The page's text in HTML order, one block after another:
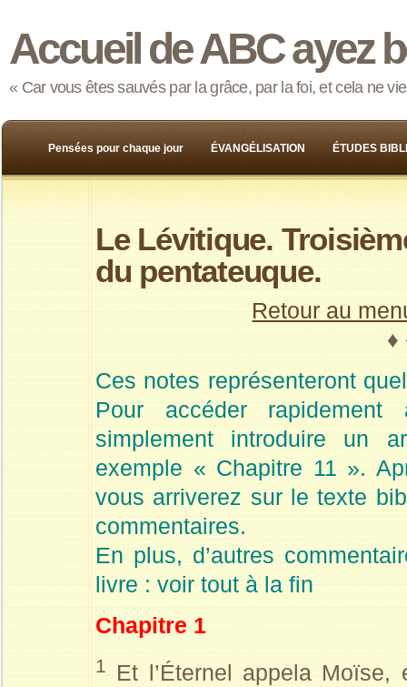
Accueil de ABC ayez
« Car vous êtes sauvés par la grâce, par la foi, et cela ne
Pensées pour chaque jour ÉVANGÉLISATION ÉTUDES
Le Lévitique.
du pentateuque.
Retour au
♦
Ces notes représenteront
Pour accéder
simplement introduire un
exemple « Chapitre 11 ».
vous arriverez sur le texte
commentaires.
En plus, d’autres
livre : voir tout à la fin
Chapitre 1
1
Et l’Éternel appela